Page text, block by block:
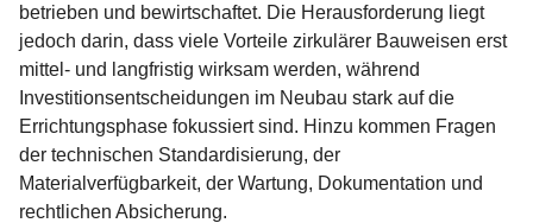
betrieben und bewirtschaftet. Die Herausforderung liegt
jedoch darin, dass viele Vorteile zirkulärer Bauweisen erst
mittel- und langfristig wirksam werden, während
Investitionsentscheidungen im Neubau stark auf die
Errichtungsphase fokussiert sind. Hinzu kommen Fragen
der technischen Standardisierung, der
Materialverfügbarkeit, der Wartung, Dokumentation und
rechtlichen Absicherung.